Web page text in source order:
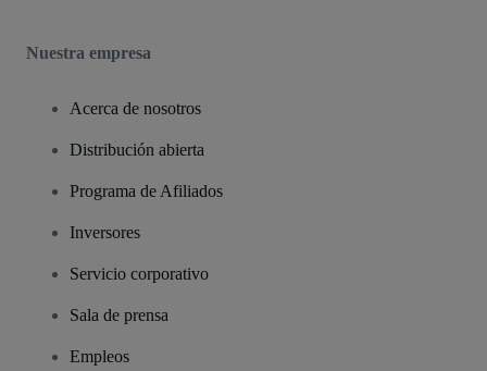
Nuestra empresa
Acerca de nosotros
Distribución abierta
Programa de Afiliados
Inversores
Servicio corporativo
Sala de prensa
Empleos